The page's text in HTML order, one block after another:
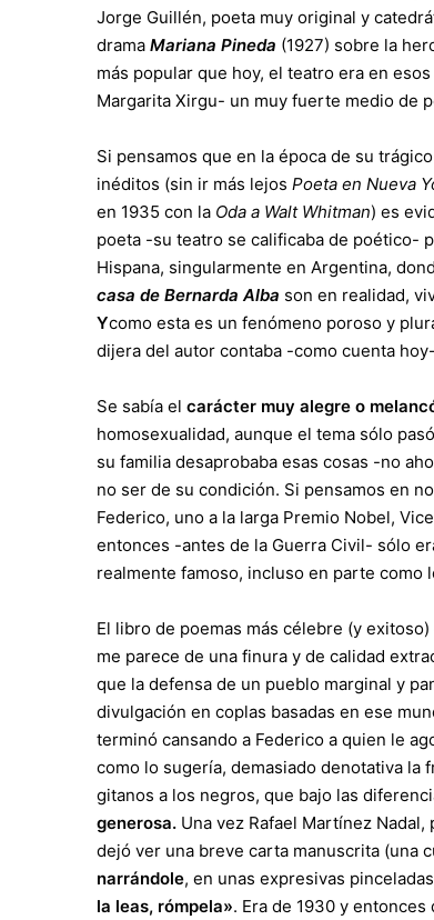
Jorge Guillén, poeta muy original y
drama Mariana Pineda (1927) sobre la
más popular que hoy, el teatro era en
Margarita Xirgu- un muy fuerte medio de
Si pensamos que en la época de su
inéditos (sin ir más lejos Poeta en Nueva
en 1935 con la Oda a Walt Whitman) es
poeta -su teatro se calificaba de poético-
Hispana, singularmente en Argentina,
casa de Bernarda Alba son en realidad,
Ycomo esta es un fenómeno poroso y
dijera del autor contaba -como cuenta
Se sabía el carácter muy alegre o
homosexualidad, aunque el tema sólo
su familia desaprobaba esas cosas -no
no ser de su condición. Si pensamos en
Federico, uno a la larga Premio Nobel,
entonces -antes de la Guerra Civil- sólo
realmente famoso, incluso en parte como
El libro de poemas más célebre (y
me parece de una finura y de calidad
que la defensa de un pueblo marginal y
divulgación en coplas basadas en ese
terminó cansando a Federico a quien le
como lo sugería, demasiado denotativa la
gitanos a los negros, que bajo las
generosa. Una vez Rafael Martínez
dejó ver una breve carta manuscrita (una
narrándole, en unas expresivas
la leas, rómpela». Era de 1930 y